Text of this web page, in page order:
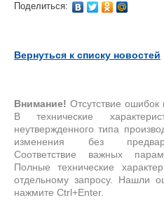
Поделиться:
Вернуться к списку новостей
Внимание! Отсутствие ошибок
В технические
неутвержденного типа
изменения без
Соответствие важных
Полные технические
отдельному запросу. Нашли
нажмите Ctrl+Enter.